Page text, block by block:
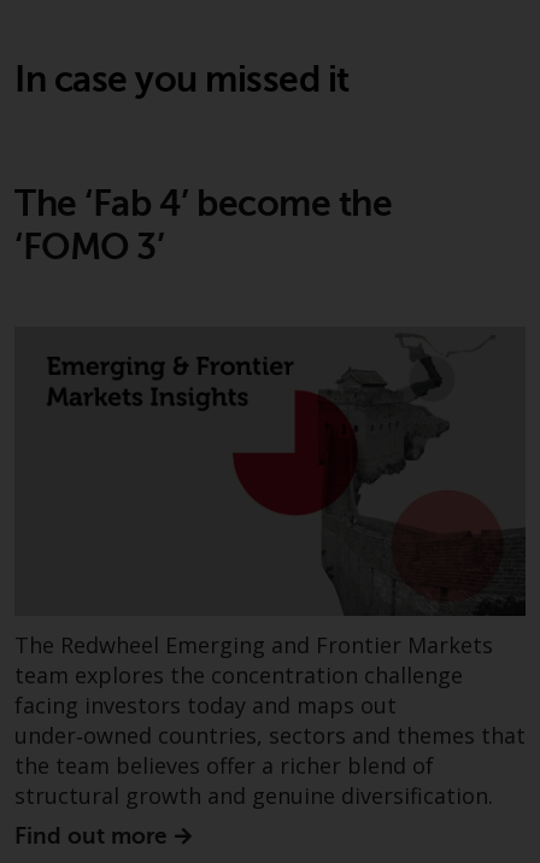
In case you missed it
The ‘Fab 4’ become the
‘FOMO 3’
The Redwheel Emerging and Frontier Markets
team explores the concentration challenge
facing investors today and maps out
under‑owned countries, sectors and themes that
the team believes offer a richer blend of
structural growth and genuine diversification.
Find out more